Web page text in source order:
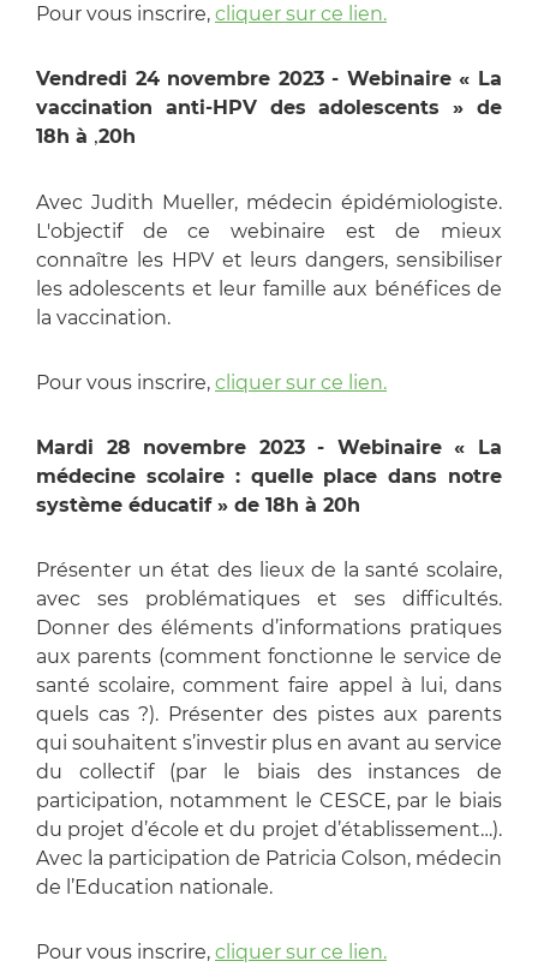
Pour vous inscrire, cliquer sur ce lien.
Vendredi 24 novembre 2023 - Webinaire « La
vaccination anti-HPV des adolescents » de
18h à ,20h
Avec Judith Mueller, médecin épidémiologiste.
L'objectif de ce webinaire est de mieux
connaître les HPV et leurs dangers, sensibiliser
les adolescents et leur famille aux bénéfices de
la vaccination.
Pour vous inscrire, cliquer sur ce lien.
Mardi 28 novembre 2023 - Webinaire « La
médecine scolaire : quelle place dans notre
système éducatif » de 18h à 20h
Présenter un état des lieux de la santé scolaire,
avec ses problématiques et ses difficultés.
Donner des éléments d’informations pratiques
aux parents (comment fonctionne le service de
santé scolaire, comment faire appel à lui, dans
quels cas ?). Présenter des pistes aux parents
qui souhaitent s’investir plus en avant au service
du collectif (par le biais des instances de
participation, notamment le CESCE, par le biais
du projet d’école et du projet d’établissement…).
Avec la participation de Patricia Colson, médecin
de l’Education nationale.
Pour vous inscrire, cliquer sur ce lien.